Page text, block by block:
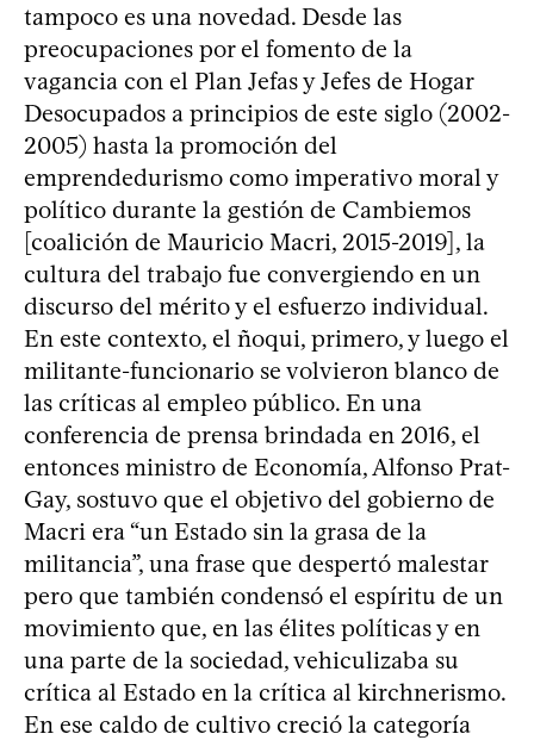
tampoco es una novedad. Desde las
preocupaciones por el fomento de la
vagancia con el Plan Jefas y Jefes de Hogar
Desocupados a principios de este siglo (2002-
2005) hasta la promoción del
emprendedurismo como imperativo moral y
político durante la gestión de Cambiemos
[coalición de Mauricio Macri, 2015-2019], la
cultura del trabajo fue convergiendo en un
discurso del mérito y el esfuerzo individual.
En este contexto, el ñoqui, primero, y luego el
militante-funcionario se volvieron blanco de
las críticas al empleo público. En una
conferencia de prensa brindada en 2016, el
entonces ministro de Economía, Alfonso Prat-
Gay, sostuvo que el objetivo del gobierno de
Macri era “un Estado sin la grasa de la
militancia”, una frase que despertó malestar
pero que también condensó el espíritu de un
movimiento que, en las élites políticas y en
una parte de la sociedad, vehiculizaba su
crítica al Estado en la crítica al kirchnerismo.
En ese caldo de cultivo creció la categoría